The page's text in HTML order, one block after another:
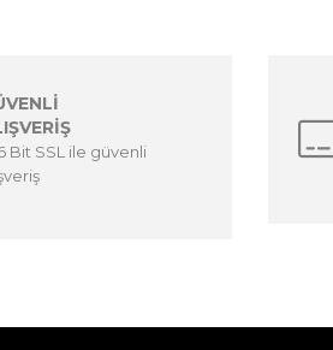
Bit SSL ile güvenli